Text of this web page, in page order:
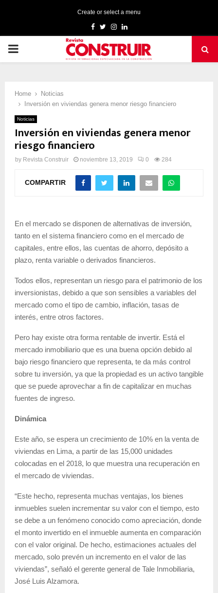
Create or select a menu
Facebook
TwitterInstagram
Linkedin
PRIMARY
Home
Noticias
Inversión en viviendas genera menor riesgo financiero
Noticias
Inversión en viviendas genera menor
riesgo financiero
by Revista Construir noviembre 13, 2019 0 284
COMPARTIR
En el mercado se disponen de alternativas de inversión,
tanto en el sistema financiero como en el mercado de
capitales, entre ellos, las cuentas de ahorro, depósito a
plazo, renta variable o derivados financieros.
Todos ellos, representan un riesgo para el patrimonio de los
inversionistas, debido a que son sensibles a variables del
mercado como el tipo de cambio, inflación, tasas de
interés, entre otros factores.
Pero hay existe otra forma rentable de invertir. Está el
mercado inmobiliario que es una buena opción debido al
bajo riesgo financiero que representa, te da más control
sobre tu inversión, ya que la propiedad es un activo tangible
que se puede aprovechar a fin de capitalizar en muchas
fuentes de ingreso.
Dinámica
Este año, se espera un crecimiento de 10% en la venta de
viviendas en Lima, a partir de las 15,000 unidades
colocadas en el 2018, lo que muestra una recuperación en
el mercado de viviendas.
“Este hecho, representa muchas ventajas, los bienes
inmuebles suelen incrementar su valor con el tiempo, esto
se debe a un fenómeno conocido como apreciación, donde
el monto invertido en el inmueble aumenta en comparación
con el valor original. De hecho, estimaciones actuales del
mercado, solo prevén un incremento en el valor de las
viviendas”, señaló el gerente general de Tale Inmobiliaria,
José Luis Alzamora.